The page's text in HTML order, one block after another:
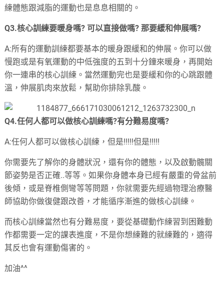
練體態跟減脂的運動也是息息相關的。
Q3.核心訓練要暖身嗎? 可以直接做嗎? 那要緩和伸展嗎?
A:所有的運動訓練都要基本的暖身跟緩和的伸展。你可以做
慢跑或是有氧運動的中低強度的五到十分鐘來暖身，再開始
你一連串的核心訓練。當然運動完也是要緩和你的心跳跟體
溫，伸展肌肉來放鬆，幫助你排除乳酸。
Q4.任何人都可以做核心訓練嗎?有分難易度嗎?
A:任何人都可以做核心訓練，但是!!!!!但是!!!!!
你需要先了解你的身體狀況，還有你的體態，以及啟動髖關
節姿勢是否正確..等等。如果你身體本身已經有嚴重的骨盆前
後傾，或是脊椎側彎等等問題，你就需要先經過物理治療醫
師協助你做復健跟改善，才能循序漸進的做核心訓練。
而核心訓練當然也有分難易度，要從基礎動作練習到困難動
作都需要一定的課表進度，不是你想練難的就練難的，適得
其反也會有運動傷害的。
加油^^